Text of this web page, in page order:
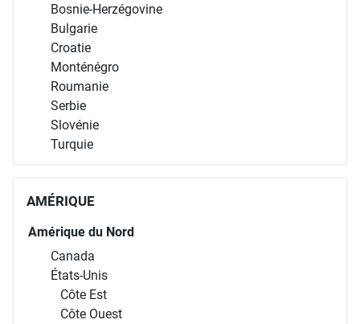
Bosnie-Herzégovine
Bulgarie
Croatie
Monténégro
Roumanie
Serbie
Slovénie
Turquie
AMÉRIQUE
Amérique du Nord
Canada
États-Unis
Côte Est
Côte Ouest